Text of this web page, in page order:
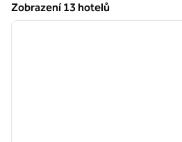
Zobrazení 13 hotelů
Zobrazení 13 hotelů
1 z 12